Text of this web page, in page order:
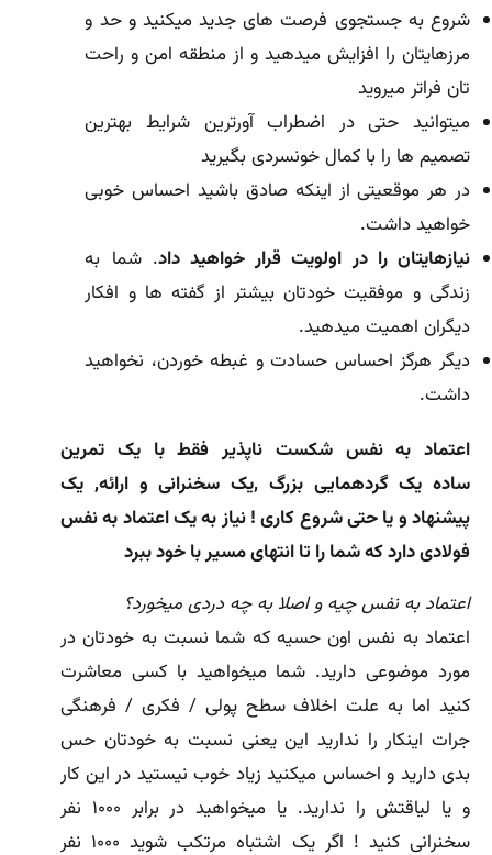
شروع به جستجوی فرصت های جدید میکنید و حد و
مرزهایتان را افزایش میدهید و از منطقه امن و راحت
تان فراتر میروید
میتوانید حتی در اضطراب آورترین شرایط بهترین
تصمیم ها را با کمال خونسردی بگیرید
در هر موقعیتی از اینکه صادق باشید احساس خوبی
خواهید داشت.
نیازهایتان را در اولویت قرار خواهید داد. شما به
زندگی و موفقیت خودتان بیشتر از گفته ها و افکار
دیگران اهمیت میدهید.
دیگر هرگز احساس حسادت و غبطه خوردن، نخواهید
داشت.
اعتماد به نفس شکست ناپذیر فقط با یک تمرین
ساده یک گردهمایی بزرگ ,یک سخنرانی و ارائه, یک
پیشنهاد و یا حتی شروع کاری ! نیاز به یک اعتماد به نفس
فولادی دارد که شما را تا انتهای مسیر با خود ببرد
اعتماد به نفس چیه و اصلا به چه دردی میخورد؟
اعتماد به نفس اون حسیه که شما نسبت به خودتان در
مورد موضوعی دارید. شما میخواهید با کسی معاشرت
کنید اما به علت اخلاف سطح پولی / فکری / فرهنگی
جرات اینکار را ندارید این یعنی نسبت به خودتان حس
بدی دارید و احساس میکنید زیاد خوب نیستید در این کار
و یا لیاقتش را ندارید. یا میخواهید در برابر ۱۰۰۰ نفر
سخنرانی کنید ! اگر یک اشتباه مرتکب شوید ۱۰۰۰ نفر